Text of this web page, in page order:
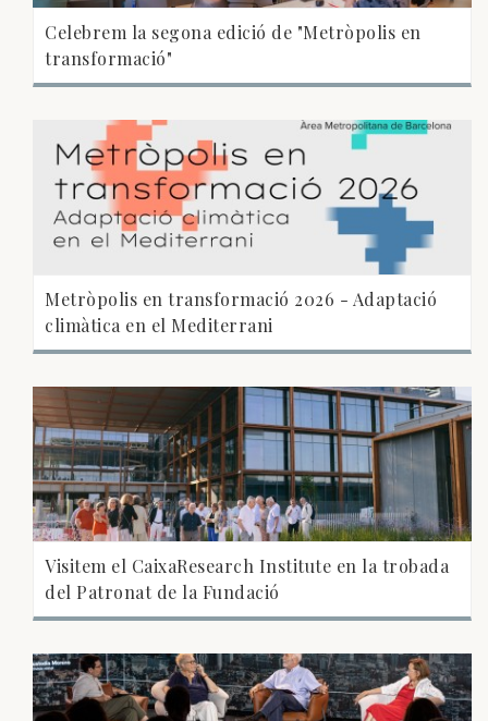
Celebrem la segona edició de "Metròpolis en
transformació"
Metròpolis en transformació 2026 - Adaptació
climàtica en el Mediterrani
Visitem el CaixaResearch Institute en la trobada
del Patronat de la Fundació